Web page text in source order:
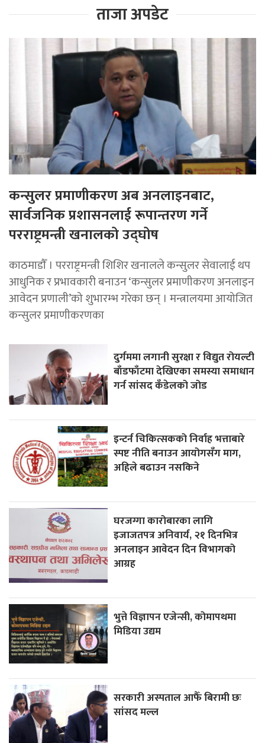
ताजा अपडेट
कन्सुलर प्रमाणीकरण अब अनलाइनबाट,
सार्वजनिक प्रशासनलाई रूपान्तरण गर्ने
परराष्ट्रमन्त्री खनालको उद्घोष
काठमाडाैँ । परराष्ट्रमन्त्री शिशिर खनालले कन्सुलर सेवालाई थप
आधुनिक र प्रभावकारी बनाउन ‘कन्सुलर प्रमाणीकरण अनलाइन
आवेदन प्रणाली’को शुभारम्भ गरेका छन् । मन्त्रालयमा आयोजित
कन्सुलर प्रमाणीकरणका
दुर्गममा लगानी सुरक्षा र विद्युत रोयल्टी
बाँडफाँटमा देखिएका समस्या समाधान
गर्न सांसद कँडेलको जोड
इन्टर्न चिकित्सकको निर्वाह भत्ताबारे
स्पष्ट नीति बनाउन आयोगसँग माग,
अहिले बढाउन नसकिने
घरजग्गा कारोबारका लागि
इजाजतपत्र अनिवार्य, २१ दिनभित्र
अनलाइन आवेदन दिन विभागको
आग्रह
भुत्ते विज्ञापन एजेन्सी, कोमापथमा
मिडिया उद्यम
सरकारी अस्पताल आफैँ बिरामी छः
सांसद मल्ल